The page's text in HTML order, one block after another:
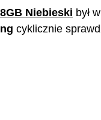
Niebieski był
cyklicznie